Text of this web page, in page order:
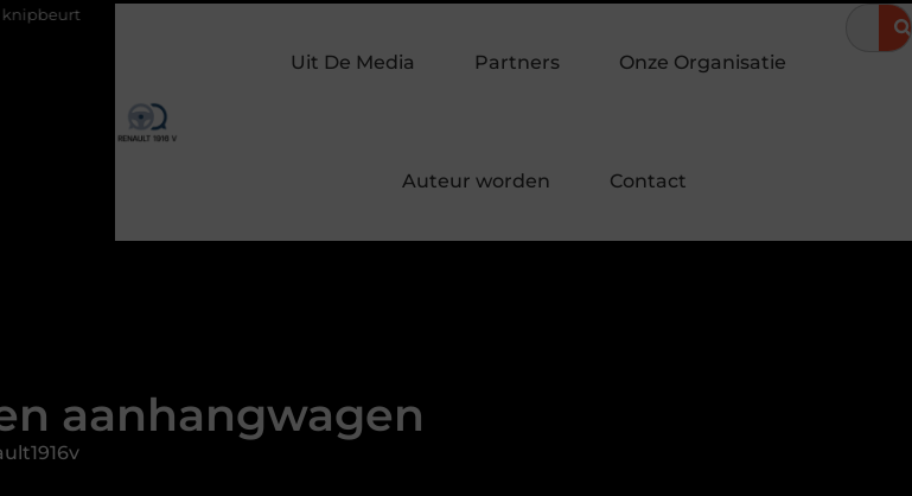
bestellen voor een onvergetelijke zomeravond Hoe een landingspagina laten maken bijdraagt aan
Uit De Media Partners Onze Organisatie
Auteur worden Contact
aanhangwagen